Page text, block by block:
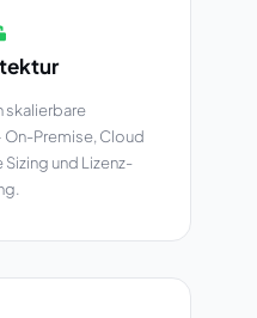
skalierbare
Premise, Cloud
und Lizenz-